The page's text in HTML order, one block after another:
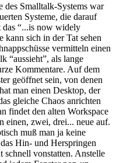
des Smalltalk-Systems war
Systeme, die darauf
“...is now widely
kann sich in der Tat sehen
vermitteln einen
“aussieht”, als lange
Kommentare. Auf dem
geöffnet sein, von denen
man einen Desktop, der
gleiche Chaos anrichten
findet den alten Workspace
einen, zwei, drei... neue auf.
muß man ja keine
Hin- und Herspringen
schnell vonstatten. Anstelle